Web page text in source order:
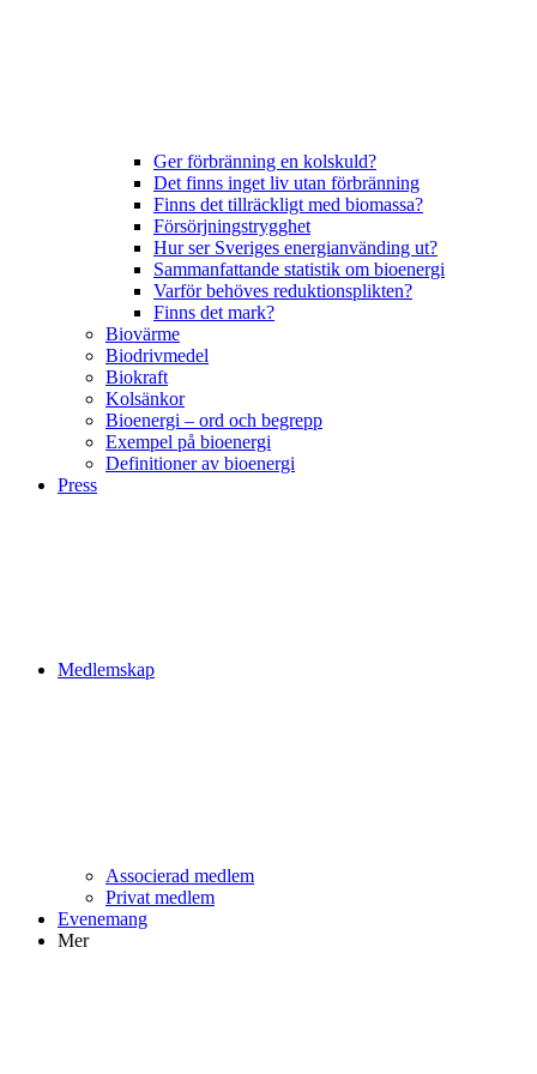
Ger förbränning en kolskuld?
Det finns inget liv utan förbränning
Finns det tillräckligt med biomassa?
Försörjningstrygghet
Hur ser Sveriges energianvänding ut?
Sammanfattande statistik om bioenergi
Varför behöves reduktionsplikten?
Finns det mark?
Biovärme
Biodrivmedel
Biokraft
Kolsänkor
Bioenergi – ord och begrepp
Exempel på bioenergi
Definitioner av bioenergi
Press
Medlemskap
Associerad medlem
Privat medlem
Evenemang
Mer